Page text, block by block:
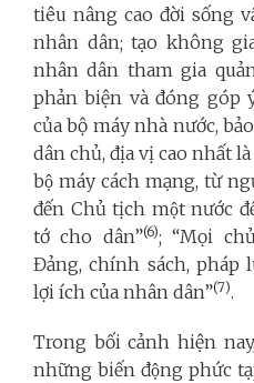
tiêu nâng cao đời sống
nhân dân; tạo không
nhân dân tham gia
phản biện và đóng góp
của bộ máy nhà nước,
dân chủ, địa vị cao nhất
bộ máy cách mạng, từ
đến Chủ tịch một nước
tớ cho dân”(6); “Mọi
Đảng, chính sách, pháp
lợi ích của nhân dân”(7).
Trong bối cảnh hiện
những biến động phức